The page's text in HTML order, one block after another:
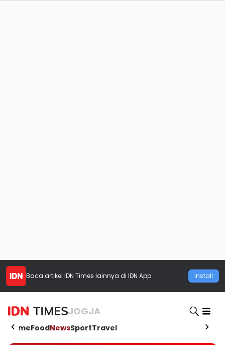
Baca artikel IDN Times lainnya di IDN App Install
JOGJA
HomeFoodNewsSportTravel